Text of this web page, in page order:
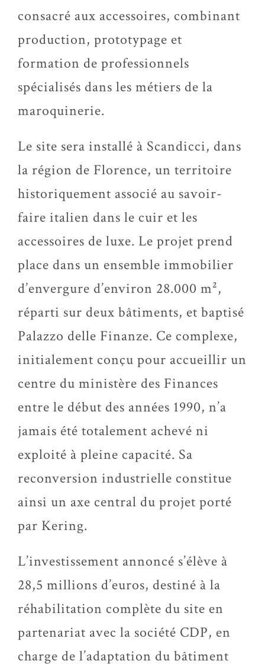
consacré aux accessoires, combinant
production, prototypage et
formation de professionnels
spécialisés dans les métiers de la
maroquinerie.
Le site sera installé à Scandicci, dans
la région de Florence, un territoire
historiquement associé au savoir-
faire italien dans le cuir et les
accessoires de luxe. Le projet prend
place dans un ensemble immobilier
d’envergure d’environ 28.000 m²,
réparti sur deux bâtiments, et baptisé
Palazzo delle Finanze. Ce complexe,
initialement conçu pour accueillir un
centre du ministère des Finances
entre le début des années 1990, n’a
jamais été totalement achevé ni
exploité à pleine capacité. Sa
reconversion industrielle constitue
ainsi un axe central du projet porté
par Kering.
L’investissement annoncé s’élève à
28,5 millions d’euros, destiné à la
réhabilitation complète du site en
partenariat avec la société CDP, en
charge de l’adaptation du bâtiment